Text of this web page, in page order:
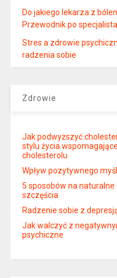
Do jakiego lekarza z
Przewodnik po
Stres a zdrowie
radzenia sobie
Zdrowie
Jak podwyższyć
stylu życia
cholesterolu
Wpływ pozytywnego
5 sposobów na
szczęścia
Radzenie sobie z
Jak walczyć z
psychiczne